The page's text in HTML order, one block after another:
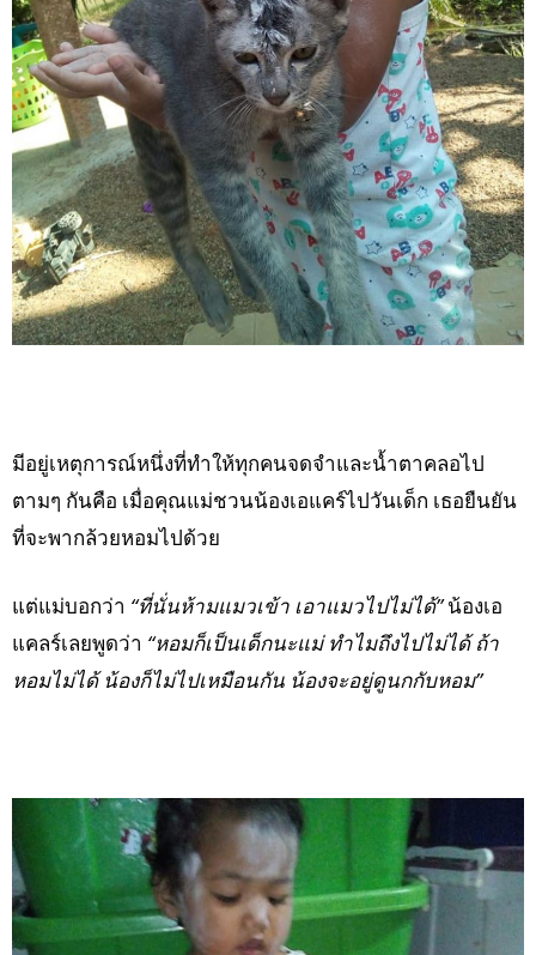
มีอยู่เหตุการณ์หนึ่งที่ทำให้ทุกคนจดจำและน้ำตาคลอไป
ตามๆ กันคือ เมื่อคุณแม่ชวนน้องเอแคร์ไปวันเด็ก เธอยืนยัน
ที่จะพากล้วยหอมไปด้วย
แต่แม่บอกว่า “ที่นั่นห้ามแมวเข้า เอาแมวไปไม่ได้”น้องเอ
แคลร์เลยพูดว่า “หอมก็เป็นเด็กนะแม่ ทำไมถึงไปไม่ได้ ถ้า
หอมไม่ได้ น้องก็ไม่ไปเหมือนกัน น้องจะอยู่ดูนกกับหอม”